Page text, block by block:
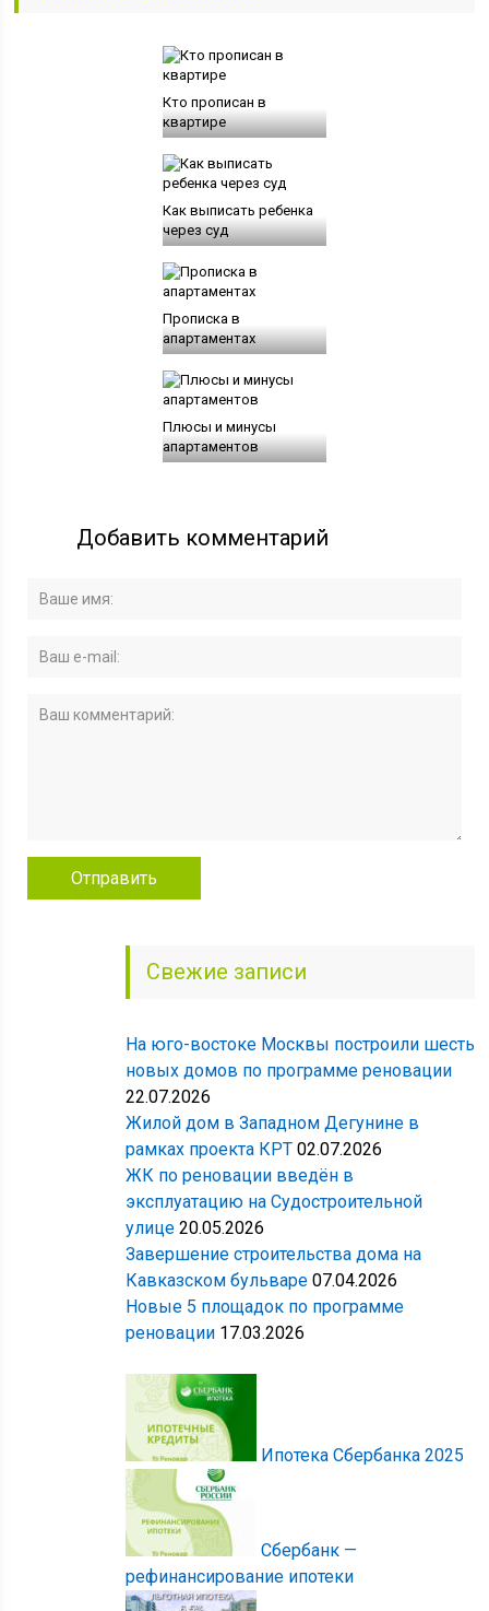
Кто прописан в
квартире
Как выписать ребенка
через суд
Прописка в
апартаментах
Плюсы и минусы
апартаментов
Добавить комментарий
Свежие записи
На юго-востоке Москвы построили шесть
новых домов по программе реновации
22.07.2026
Жилой дом в Западном Дегунине в
рамках проекта КРТ 02.07.2026
ЖК по реновации введён в
эксплуатацию на Судостроительной
улице 20.05.2026
Завершение строительства дома на
Кавказском бульваре 07.04.2026
Новые 5 площадок по программе
реновации 17.03.2026
Ипотека Сбербанка 2025
Сбербанк —
рефинансирование ипотеки